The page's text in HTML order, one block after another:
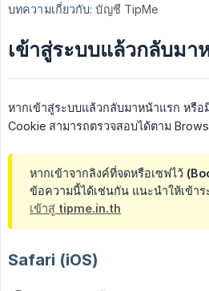
บทความเกี่ยวกับ: บัญชี TipMe
เข้าสู่ระบบแล้วกลับมา
หากเข้าสู่ระบบแล้วกลับมาหน้าแรก หรือ
Cookie สามารถตรวจสอบได้ตาม
หากเข้าจากลิงค์ที่จดหรือเซฟไว้
ข้อความนี้ได้เช่นกัน แนะนำให้เข้า
เข้าสู่ tipme.in.th
Safari (iOS)